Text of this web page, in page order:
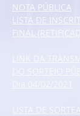
NOTA PÚBLICA
LISTA DE
FINAL
LISTA DE